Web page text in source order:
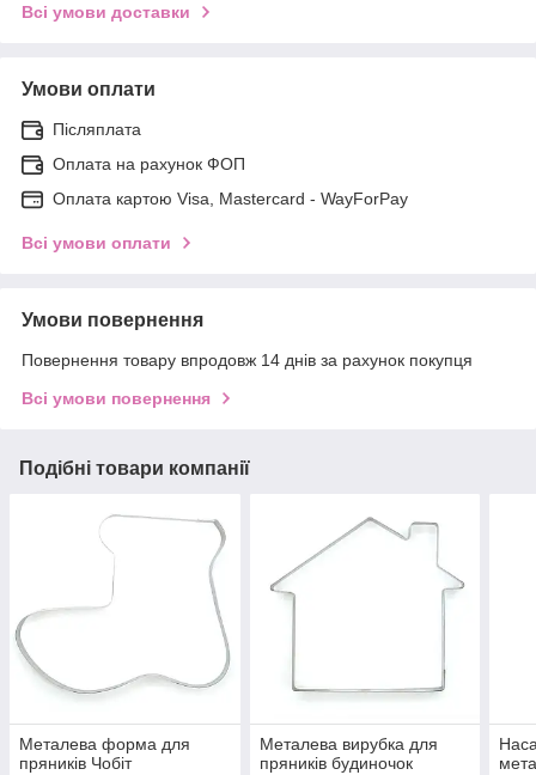
Всі умови доставки
Умови оплати
Післяплата
Оплата на рахунок ФОП
Оплата картою Visa, Mastercard - WayForPay
Всі умови оплати
Умови повернення
Повернення товару впродовж 14 днів за рахунок покупця
Всі умови повернення
Подібні товари компанії
Металева форма для
пряників Чобіт
Металева вирубка для
пряників будиночок